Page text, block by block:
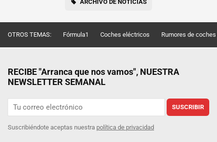
ARCHIVO DE NOTICIAS
OTROS TEMAS: Fórmula1 Coches eléctricos Rumores de coches
RECIBE "Arranca que nos vamos", NUESTRA
NEWSLETTER SEMANAL
SUSCRIBIR
Suscribiéndote aceptas nuestra política de privacidad